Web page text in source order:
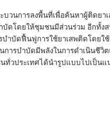
บวนการลงพื้นที่เพื่อค้นหาผู้ติดย
บัดโดยให้ชุมชนมีส่วนร่วม อีกทั้
ำบัดฟื้นฟูการใช้ยาเสพติดโดยใ
การบำบัดมีพลังในการดำเนินชี
วประเทศได้นำรูปแบบไปเป็น